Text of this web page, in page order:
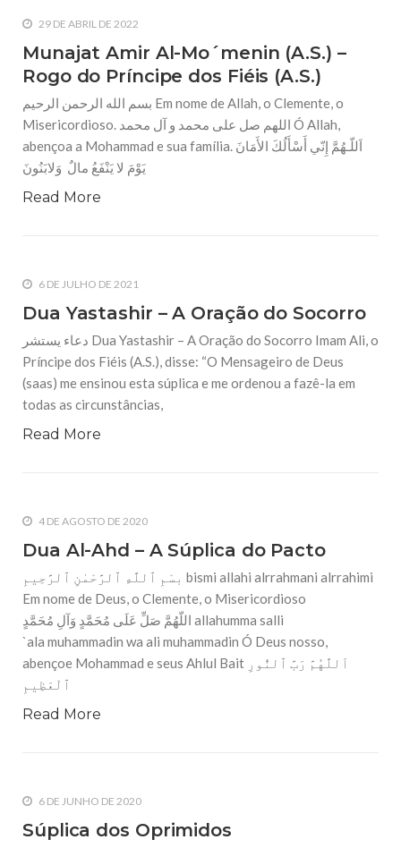
29 DE ABRIL DE 2022
Munajat Amir Al-Mo´menin (A.S.) –
Rogo do Príncipe dos Fiéis (A.S.)
بسم الله الرحمن الرحيم Em nome de Allah, o Clemente, o
Misericordioso. اللهم صل على محمد و آل محمد Ó Allah,
abençoa a Mohammad e sua família. اَللّـهُمَّ إِنّي أَسْأَلُكَ الأَمَانَ
يَوْمَ لا يَنْفَعُ مالٌ وَلابَنُونَ
Read More
6 DE JULHO DE 2021
Dua Yastashir – A Oração do Socorro
دعاء يستشر Dua Yastashir – A Oração do Socorro Imam Ali, o
Príncipe dos Fiéis (A.S.), disse: “O Mensageiro de Deus
(saas) me ensinou esta súplica e me ordenou a fazê-la em
todas as circunstâncias,
Read More
4 DE AGOSTO DE 2020
Dua Al-Ahd – A Súplica do Pacto
بسْمِ ٱللَّهِ ٱلرَّحْمٰنِ ٱلرَّحِيمِ bismi allahi alrrahmani alrrahimi
Em nome de Deus, o Clemente, o Misericordioso
اللّهُمَّ صَلِّ عَلَى مُحَمَّدٍ وَآلِ مُحَمَّدٍ allahumma salli
`ala muhammadin wa ali muhammadin Ó Deus nosso,
abençoe Mohammad e seus Ahlul Bait اَللَّهُمَّ رَبَّ ٱلنُّورِ
ٱلْعَظِيمِ
Read More
6 DE JUNHO DE 2020
Súplica dos Oprimidos